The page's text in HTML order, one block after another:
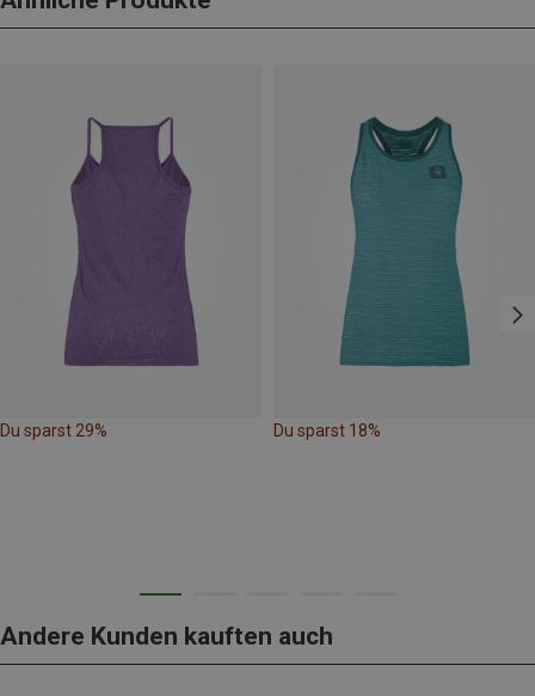
Du sparst 29% Du sparst 18%
Andere Kunden kauften auch